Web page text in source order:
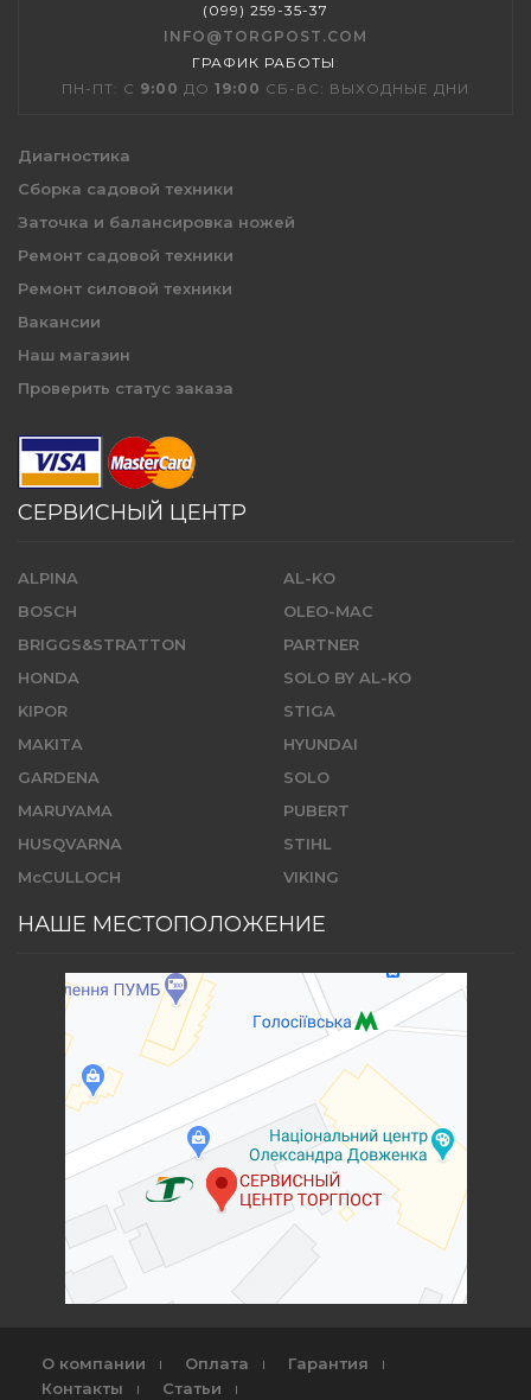
(099) 259-35-37
INFO@TORGPOST.COM
ГРАФИК РАБОТЫ :
ПН-ПТ: С 9:00 ДО 19:00 СБ-ВС: ВЫХОДНЫЕ ДНИ
Диагностика
Сборка садовой техники
Заточка и балансировка ножей
Ремонт садовой техники
Ремонт силовой техники
Вакансии
Наш магазин
Проверить статус заказа
СЕРВИСНЫЙ ЦЕНТР
ALPINA
BOSCH
BRIGGS&STRATTON
HONDA
KIPOR
MAKITA
GARDENA
MARUYAMA
HUSQVARNA
McCULLOCH
AL-KO
OLEO-MAC
PARTNER
SOLO BY AL-KO
STIGA
HYUNDAI
SOLO
PUBERT
STIHL
VIKING
НАШЕ МЕСТОПОЛОЖЕНИЕ
О компании Оплата
Гарантия
Контакты
Статьи